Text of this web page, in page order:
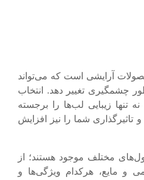
آرایشی است که می‌تواند
چشمگیری تغییر دهد. انتخاب
تنها زیبایی لب‌ها را برجسته
تاثیرگذاری شما را نیز افزایش
مختلف موجود هستند؛ از
و مایع، هرکدام ویژگی‌ها و